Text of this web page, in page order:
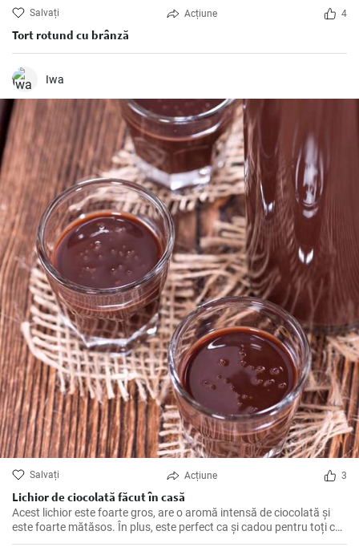
Salvați Acțiune 4
Tort rotund cu brânză
Iwa
Salvați Acțiune 3
Lichior de ciocolată făcut în casă
Acest lichior este foarte gros, are o aromă intensă de ciocolată și
este foarte mătăsos. În plus, este perfect ca și cadou pentru toți cei
care iubesc dulcele și alcoolul.